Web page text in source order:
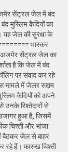
सेंट्रल जेल में बंद
मुस्लिम कैदियों का
यह जेल की सुरक्षा के
भास्कर
अजमेर सेंट्रल जेल का
है कि जेल में बंद
पर संवाद कर रहे
मामले में जेलर सद्दाम
कैदियों को अपने
उनके रिश्तेदारों से
उजागर हुआ है, जिसमें
चिश्ती और भांजा
बैठकर जेल से बाहर
रहे हैं। फारुख चिश्ती